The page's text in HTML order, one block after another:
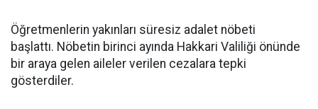
Öğretmenlerin yakınları süresiz adalet nöbeti
başlattı. Nöbetin birinci ayında Hakkari Valiliği önünde
bir araya gelen aileler verilen cezalara tepki
gösterdiler.